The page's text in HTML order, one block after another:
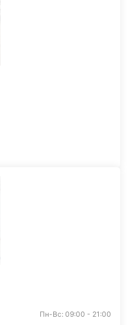
Пн-Вс: 09:00 - 21:00